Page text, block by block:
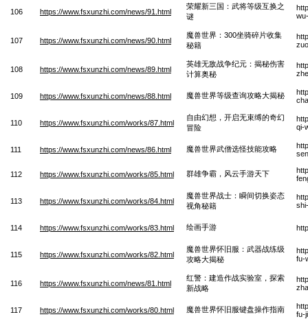
106 https://www.fsxunzhi.com/news/91.html
荣耀新三国：武将等级互换之
谜
107 https://www.fsxunzhi.com/news/90.html
魔兽世界：300坐骑碎片收集
秘籍
108 https://www.fsxunzhi.com/news/89.html
英雄无敌战争纪元：揭秘伤害
计算奥秘
109 https://www.fsxunzhi.com/news/88.html 魔兽世界等级查询攻略大揭秘
110 https://www.fsxunzhi.com/works/87.html
自由幻想，开启无束缚的奇幻
冒险
qi-
111 https://www.fsxunzhi.com/news/86.html 魔兽世界武僧选怪技能攻略
112 https://www.fsxunzhi.com/works/85.html 群雄争霸，风云手游天下
113 https://www.fsxunzhi.com/works/84.html
魔兽世界战士：瞬间切换姿态
视角秘籍
114 https://www.fsxunzhi.com/works/83.html 绘画手游
115 https://www.fsxunzhi.com/works/82.html
魔兽世界怀旧服：武器战练级
攻略大揭秘
fu-
116 https://www.fsxunzhi.com/news/81.html
红警：建造作战实验室，探索
新战略
117 https://www.fsxunzhi.com/works/80.html 魔兽世界怀旧服键盘操作指南
fu-